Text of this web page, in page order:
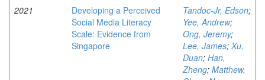
2021
Developing a Perceived
Social Media Literacy
Scale: Evidence from
Singapore
Tandoc-Jr, Edson;
Yee, Andrew;
Ong, Jeremy;
Lee, James; Xu,
Duan; Han,
Zheng; Matthew,